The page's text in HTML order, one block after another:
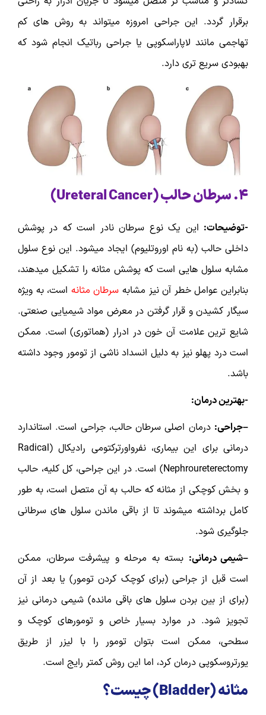
برقرار گردد. این جراحی امروزه میتواند به روش های کم
تهاجمی مانند لاپاراسکوپی یا جراحی رباتیک انجام شود که
بهبودی سریع تری دارد.
۴. سرطان حالب ( Ureteral Cancer
)
-توضیحات: این یک نوع سرطان نادر است که در پوشش
داخلی حالب (به نام اوروتلیوم) ایجاد میشود. این نوع سلول
مشابه سلول هایی است که پوشش مثانه را تشکیل میدهند،
بنابراین عوامل خطر آن نیز مشابه سرطان مثانه است، به ویژه
سیگار کشیدن و قرار گرفتن در معرض مواد شیمیایی صنعتی.
شایع ترین علامت آن خون در ادرار (هماتوری) است. ممکن
است درد پهلو نیز به دلیل انسداد ناشی از تومور وجود داشته
باشد.
-بهترین درمان:
–جراحی: درمان اصلی سرطان حالب، جراحی است. استاندارد
درمانی برای این بیماری، نفرواورترکتومی رادیکال (Radical
Nephroureterectomy) است. در این جراحی، کل کلیه، حالب
و بخش کوچکی از مثانه که حالب به آن متصل است، به طور
کامل برداشته میشوند تا از باقی ماندن سلول های سرطانی
جلوگیری شود.
–شیمی درمانی: بسته به مرحله و پیشرفت سرطان، ممکن
است قبل از جراحی (برای کوچک کردن تومور) یا بعد از آن
(برای از بین بردن سلول های باقی مانده) شیمی درمانی نیز
تجویز شود. در موارد بسیار خاص و تومورهای کوچک و
سطحی، ممکن است بتوان تومور را با لیزر از طریق
یورتروسکوپی درمان کرد، اما این روش کمتر رایج است.
مثانه (Bladder) چیست؟